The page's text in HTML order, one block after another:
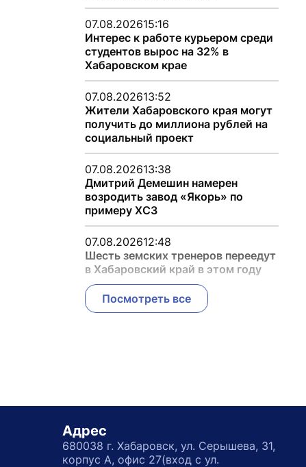
07.08.202615:16
Интерес к работе курьером среди
студентов вырос на 32% в
Хабаровском крае
07.08.202613:52
Жители Хабаровского края могут
получить до миллиона рублей на
социальный проект
07.08.202613:38
Дмитрий Демешин намерен
возродить завод «Якорь» по
примеру ХСЗ
07.08.202612:48
Шесть земских тренеров переедут
в Хабаровский край в этом году
Посмотреть все
Адрес
680038 г. Хабаровск, ул. Серышева, 31,
корпус А, офис 27(вход с ул.